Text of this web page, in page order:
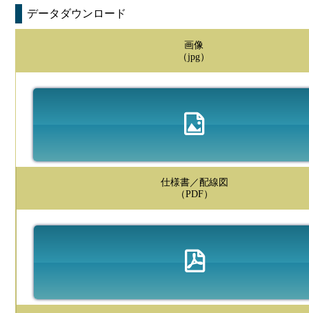
データダウンロード
画像
（jpg）
仕様書／配線図
（PDF）